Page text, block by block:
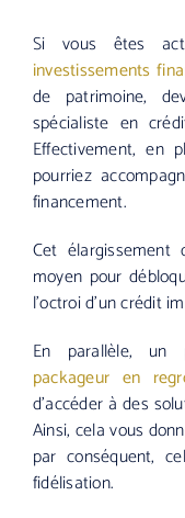
Si vous êtes
investissements
de patrimoine,
spécialiste en
Effectivement, en
pourriez
financement.
Cet
moyen pour
l’octroi d’un crédit
En parallèle, un
packageur en
d’accéder à des
Ainsi, cela vous
par conséquent,
fidélisation.